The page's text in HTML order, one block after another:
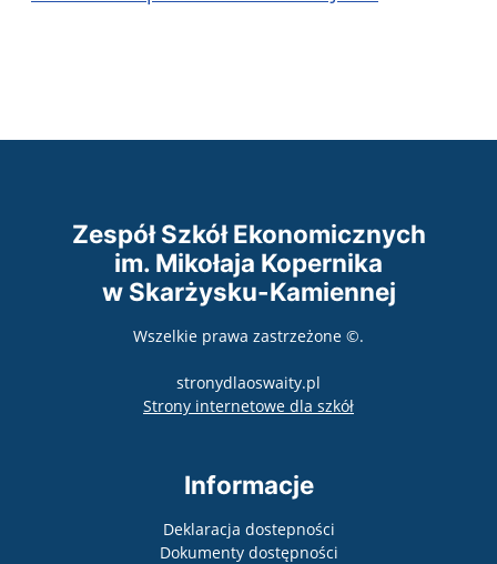
Zespół Szkół Ekonomicznych
im. Mikołaja Kopernika
w Skarżysku-Kamiennej
Wszelkie prawa zastrzeżone ©.
stronydlaoswaity.pl
Strony internetowe dla szkółotwiera się w
Informacje
Deklaracja dostepności
Dokumenty dostępności